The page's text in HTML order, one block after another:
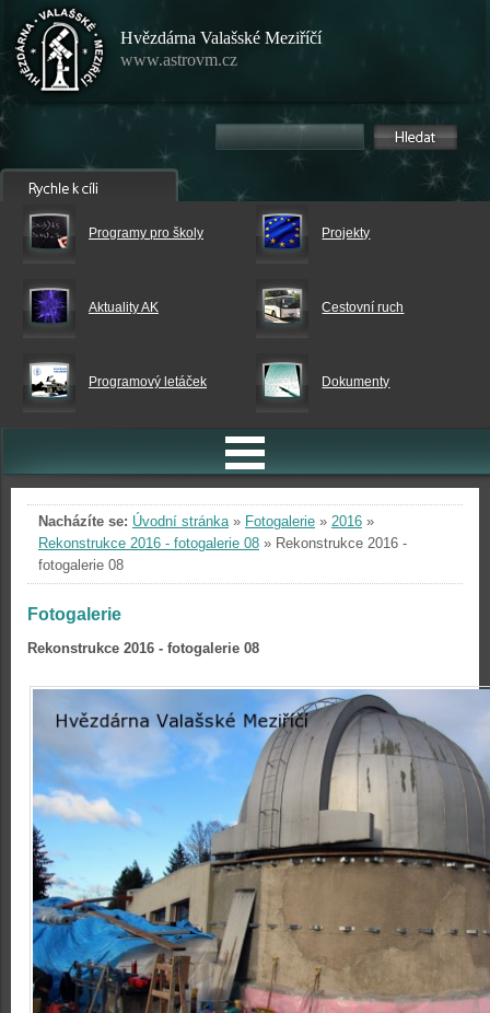
Hvězdárna Valašské Meziříčí
www.astrovm.cz
Programy pro školy Projekty
Aktuality AK Cestovní ruch
Programový letáček Dokumenty
Nacházíte se: Úvodní stránka» Fotogalerie » 2016 »
Rekonstrukce 2016 - fotogalerie 08 » Rekonstrukce 2016 -
fotogalerie 08
Fotogalerie
Rekonstrukce 2016 - fotogalerie 08